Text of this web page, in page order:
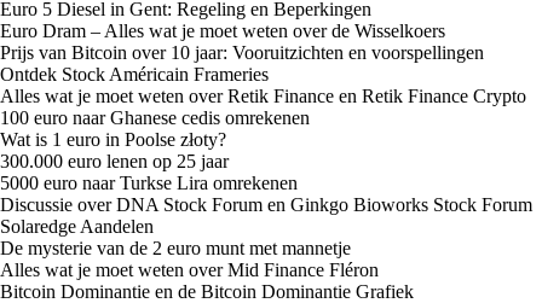
Euro 5 Diesel in Gent: Regeling en Beperkingen
Euro Dram – Alles wat je moet weten over de Wisselkoers
Prijs van Bitcoin over 10 jaar: Vooruitzichten en voorspellingen
Ontdek Stock Américain Frameries
Alles wat je moet weten over Retik Finance en Retik Finance Crypto
100 euro naar Ghanese cedis omrekenen
Wat is 1 euro in Poolse złoty?
300.000 euro lenen op 25 jaar
5000 euro naar Turkse Lira omrekenen
Discussie over DNA Stock Forum en Ginkgo Bioworks Stock Forum
Solaredge Aandelen
De mysterie van de 2 euro munt met mannetje
Alles wat je moet weten over Mid Finance Fléron
Bitcoin Dominantie en de Bitcoin Dominantie Grafiek